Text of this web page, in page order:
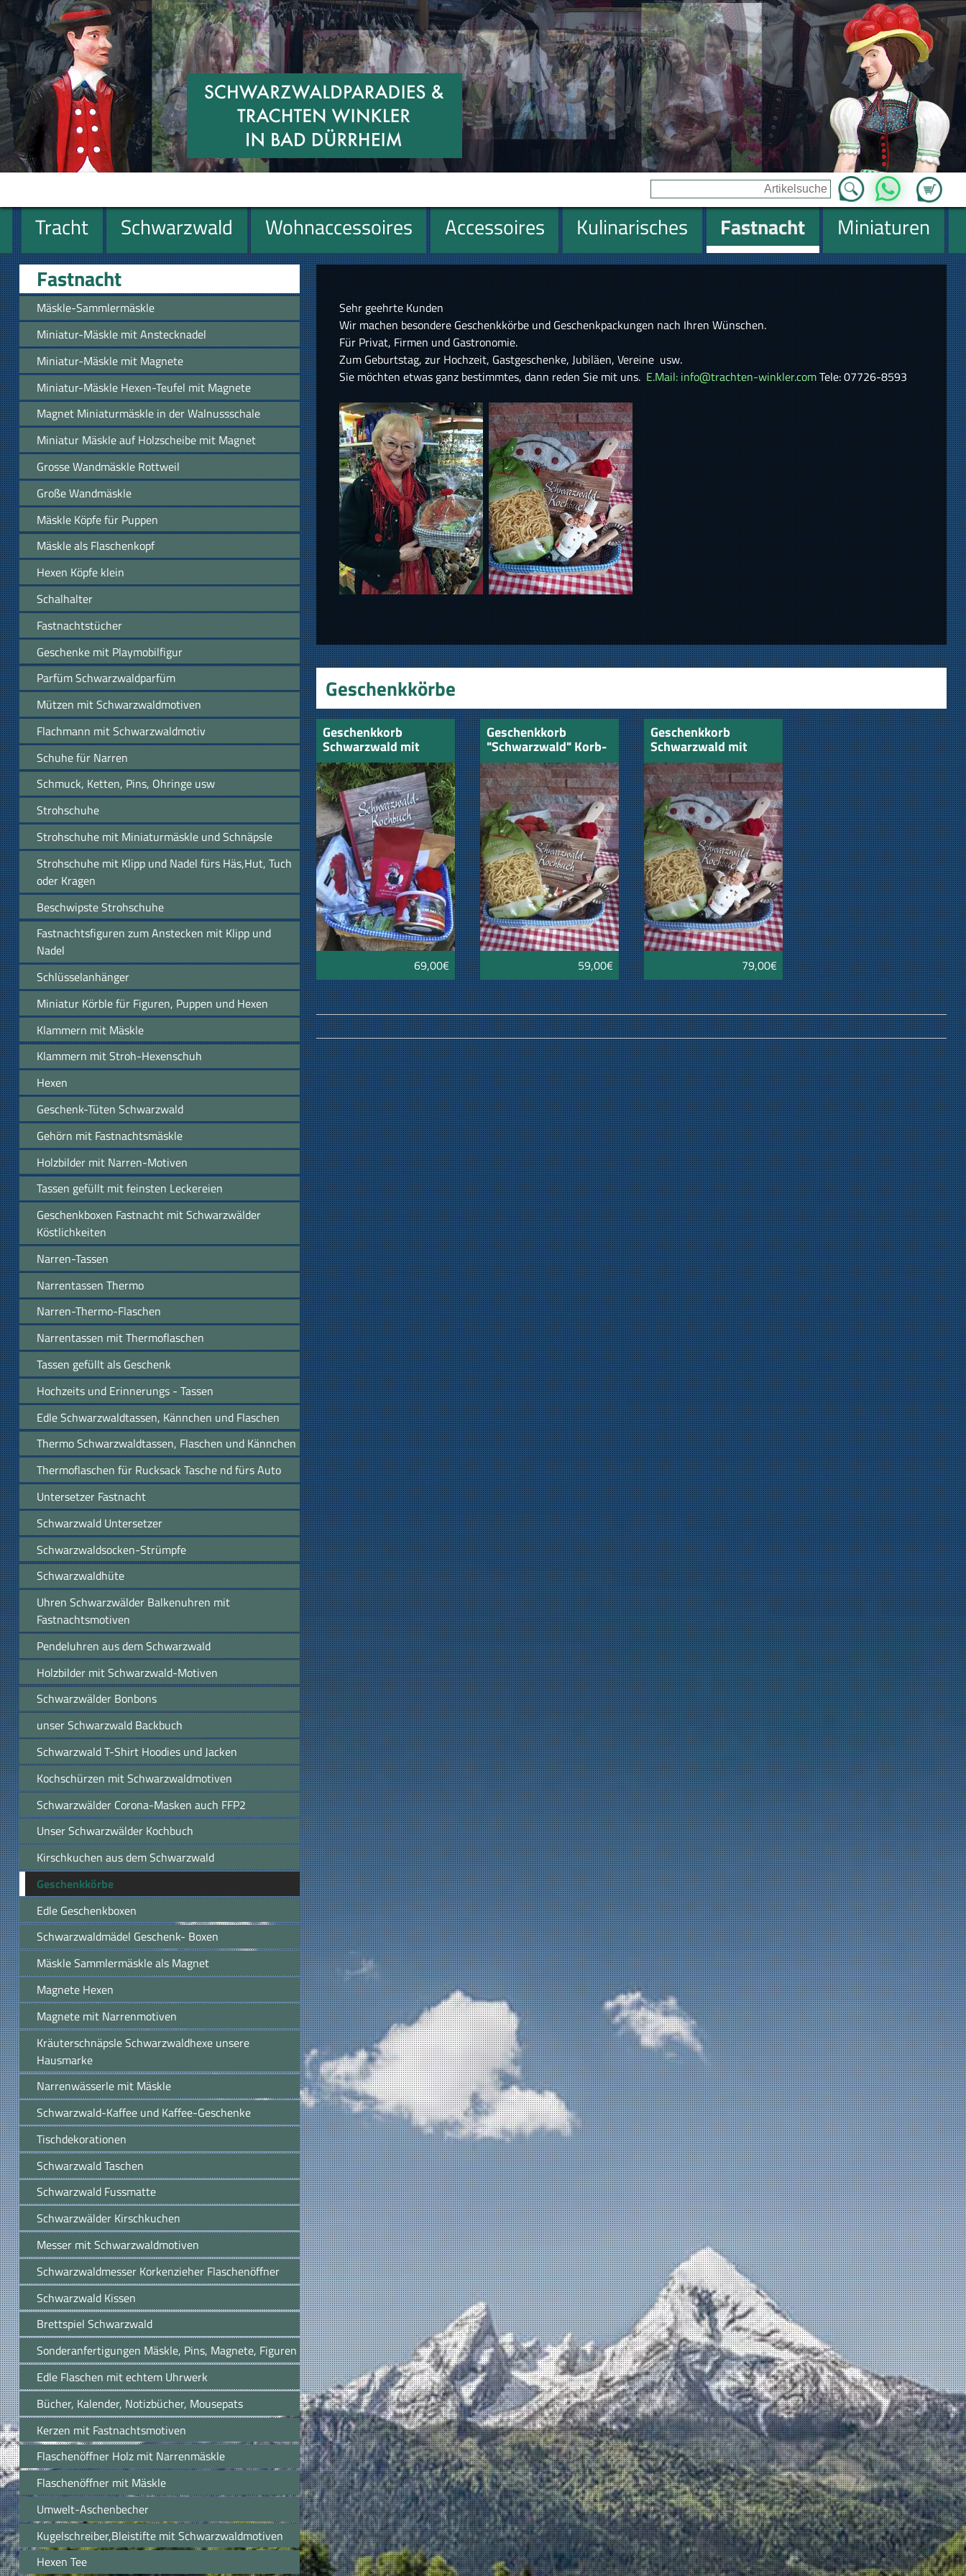
Zum
WhatsApp
Tracht Schwarzwald Wohnaccessoires Accessoires Kulinarisches Fastnacht
Miniaturen
Geschenke
Fastnacht
Mäskle-Sammlermäskle
Miniatur-Mäskle mit Anstecknadel
Miniatur-Mäskle mit Magnete
Miniatur-Mäskle Hexen-Teufel mit Magnete
Magnet Miniaturmäskle in der Walnussschale
Miniatur Mäskle auf Holzscheibe mit Magnet
Grosse Wandmäskle Rottweil
Große Wandmäskle
Mäskle Köpfe für Puppen
Mäskle als Flaschenkopf
Hexen Köpfe klein
Schalhalter
Fastnachtstücher
Geschenke mit Playmobilfigur
Parfüm Schwarzwaldparfüm
Mützen mit Schwarzwaldmotiven
Flachmann mit Schwarzwaldmotiv
Schuhe für Narren
Schmuck, Ketten, Pins, Ohringe usw
Strohschuhe
Strohschuhe mit Miniaturmäskle und Schnäpsle
Strohschuhe mit Klipp und Nadel fürs Häs,Hut, Tuch
oder Kragen
Beschwipste Strohschuhe
Fastnachtsfiguren zum Anstecken mit Klipp und
Nadel
Schlüsselanhänger
Miniatur Körble für Figuren, Puppen und Hexen
Klammern mit Mäskle
Klammern mit Stroh-Hexenschuh
Hexen
Geschenk-Tüten Schwarzwald
Gehörn mit Fastnachtsmäskle
Holzbilder mit Narren-Motiven
Tassen gefüllt mit feinsten Leckereien
Geschenkboxen Fastnacht mit Schwarzwälder
Köstlichkeiten
Narren-Tassen
Narrentassen Thermo
Narren-Thermo-Flaschen
Narrentassen mit Thermoflaschen
Tassen gefüllt als Geschenk
Hochzeits und Erinnerungs - Tassen
Edle Schwarzwaldtassen, Kännchen und Flaschen
Thermo Schwarzwaldtassen, Flaschen und Kännchen
Thermoflaschen für Rucksack Tasche nd fürs Auto
Untersetzer Fastnacht
Schwarzwald Untersetzer
Schwarzwaldsocken-Strümpfe
Schwarzwaldhüte
Uhren Schwarzwälder Balkenuhren mit
Fastnachtsmotiven
Pendeluhren aus dem Schwarzwald
Holzbilder mit Schwarzwald-Motiven
Schwarzwälder Bonbons
unser Schwarzwald Backbuch
Schwarzwald T-Shirt Hoodies und Jacken
Kochschürzen mit Schwarzwaldmotiven
Schwarzwälder Corona-Masken auch FFP2
Unser Schwarzwälder Kochbuch
Kirschkuchen aus dem Schwarzwald
Geschenkkörbe
Edle Geschenkboxen
Schwarzwaldmädel Geschenk- Boxen
Mäskle Sammlermäskle als Magnet
Magnete Hexen
Magnete mit Narrenmotiven
Kräuterschnäpsle Schwarzwaldhexe unsere
Hausmarke
Narrenwässerle mit Mäskle
Schwarzwald-Kaffee und Kaffee-Geschenke
Tischdekorationen
Schwarzwald Taschen
Schwarzwald Fussmatte
Schwarzwälder Kirschkuchen
Messer mit Schwarzwaldmotiven
Schwarzwaldmesser Korkenzieher Flaschenöffner
Schwarzwald Kissen
Brettspiel Schwarzwald
Sonderanfertigungen Mäskle, Pins, Magnete, Figuren
Edle Flaschen mit echtem Uhrwerk
Bücher, Kalender, Notizbücher, Mousepats
Kerzen mit Fastnachtsmotiven
Flaschenöffner Holz mit Narrenmäskle
Flaschenöffner mit Mäskle
Umwelt-Aschenbecher
Kugelschreiber,Bleistifte mit Schwarzwaldmotiven
Hexen Tee
Sehr geehrte Kunden
Wir machen besondere Geschenkkörbe und Geschenkpackungen nach Ihren Wünschen.
Für Privat, Firmen und Gastronomie.
Zum Geburtstag, zur Hochzeit, Gastgeschenke, Jubiläen, Vereine usw.
Sie möchten etwas ganz bestimmtes, dann reden Sie mit uns. E.Mail: info@trachten-winkler.comTele: 07726-8593
Geschenkkörbe
Geschenkkorb
Schwarzwald mit
Kochbuch
69,00€
Geschenkkorb
"Schwarzwald" Korb-
1
59,00€
Geschenkkorb
Schwarzwald mit
Kochfigur
79,00€